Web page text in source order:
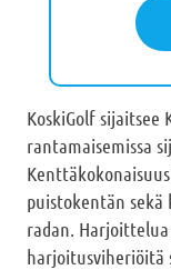
KoskiGolf sijaitsee
rantamaisemissa
puistokentän sekä
radan.
harjoitusviheriöitä